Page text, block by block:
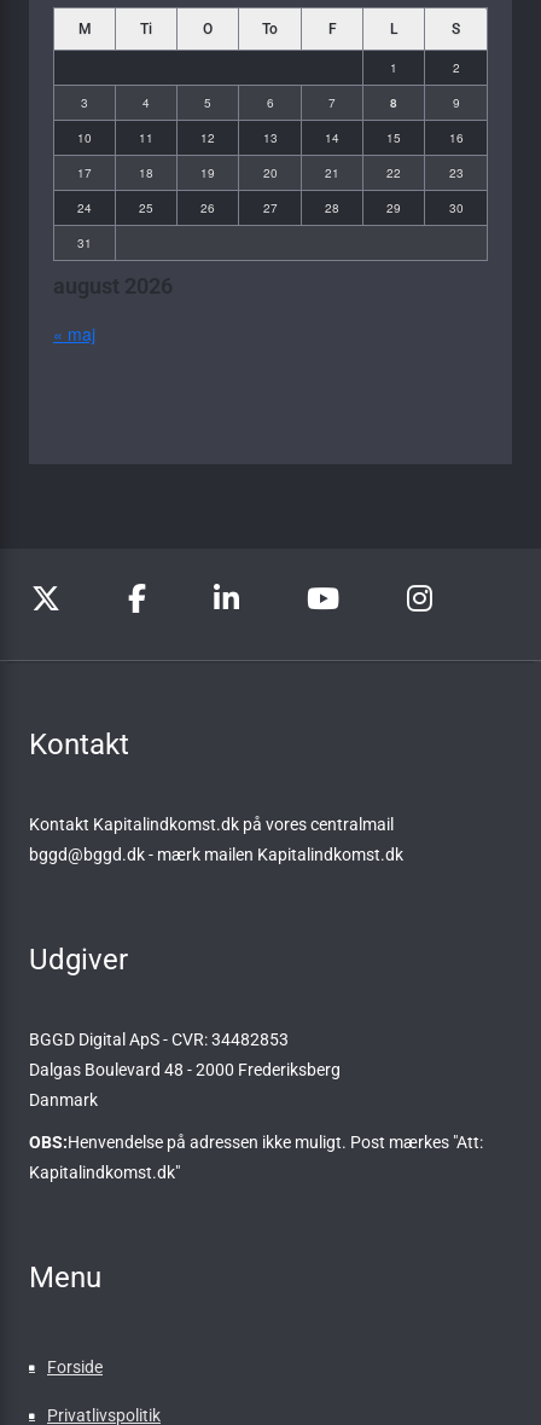
august 2026
M Ti O To F L S
1 2
3 4 5 6 7 8 9
10 11 12 13 14 15 16
17 18 19 20 21 22 23
24 25 26 27 28 29 30
31
« maj
Kontakt
Kontakt Kapitalindkomst.dk på vores centralmail
bggd@bggd.dk- mærk mailen Kapitalindkomst.dk
Udgiver
BGGD Digital ApS - CVR: 34482853
Dalgas Boulevard 48 - 2000 Frederiksberg
Danmark
OBS:Henvendelse på adressen ikke muligt. Post mærkes "Att:
Kapitalindkomst.dk"
Menu
Forside
Privatlivspolitik